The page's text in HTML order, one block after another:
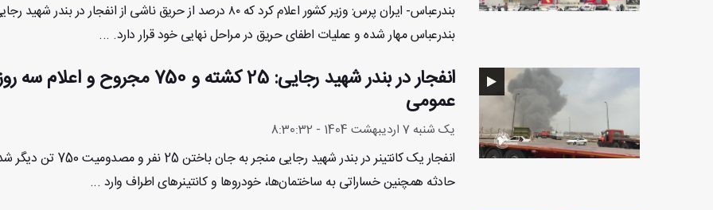
بندرعباس- ایران پرس: وزیر کشور اعلام کرد که ۸۰ درصد از حریق ناشی از انفجار در بندر شهید
بندرعباس مهار شده و عملیات اطفای حریق در مراحل نهایی خود قرار دارد. ...
انفجار در بندر شهید رجایی: 25 کشته و 750 مجروح و
عمومی
یک شنبه 7 اردیبهشت 1404 - 8:30:32
انفجار یک کانتینر در بندر شهید رجایی منجر به جان باختن
حادثه همچنین خساراتی به ساختمان‌ها، خودروها و کانتینرهای اطراف وارد ...